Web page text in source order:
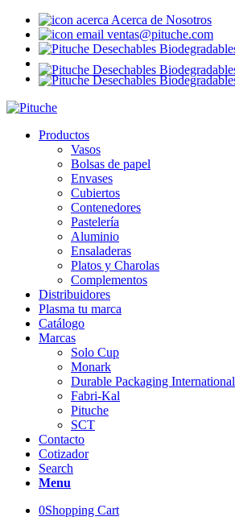
Acerca de Nosotros
ventas@pituche.com
Productos
Vasos
Bolsas de papel
Envases
Cubiertos
Contenedores
Pastelería
Aluminio
Ensaladeras
Platos y Charolas
Complementos
Distribuidores
Plasma tu marca
Catálogo
Marcas
Solo Cup
Monark
Durable Packaging International
Fabri-Kal
Pituche
SCT
Contacto
Cotizador
Search
Menu
0Shopping Cart